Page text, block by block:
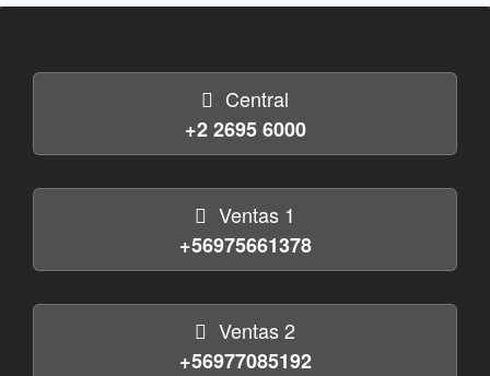
Central
+2 2695 6000
Ventas 1
+56975661378
Ventas 2
+56977085192